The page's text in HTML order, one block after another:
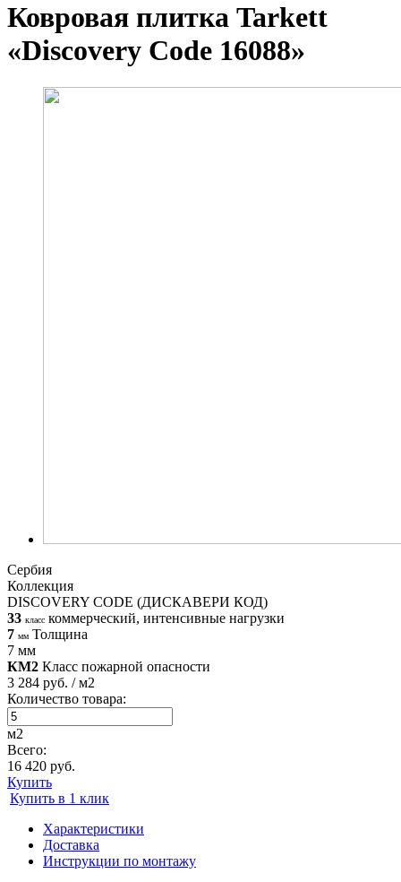
Ковровая плитка Tarkett
«Discovery Code 16088»
Сербия
Коллекция
DISCOVERY CODE (ДИСКАВЕРИ КОД)
33 класс коммерческий, интенсивные нагрузки
7 мм Толщина
7 мм
КМ2 Класс пожарной опасности
3 284 руб. / м2
Количество товара:
м2
Всего:
16 420 руб.
Купить
Купить в 1 клик
Характеристики
Доставка
Инструкции по монтажу